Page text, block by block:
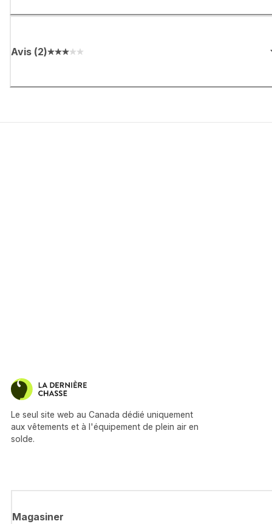
Avis (2)
Le seul site web au Canada dédié uniquement
aux vêtements et à l'équipement de plein air en
solde.
Magasiner